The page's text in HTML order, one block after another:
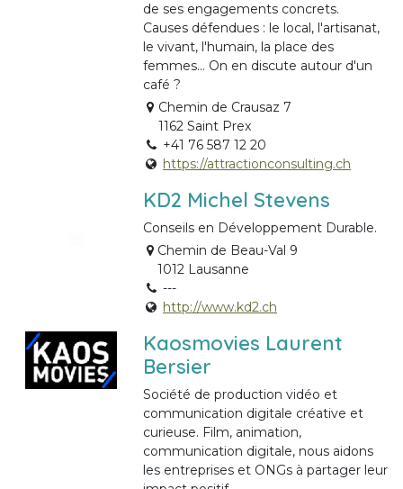
de ses engagements concrets.
Causes défendues : le local, l'artisanat,
le vivant, l'humain, la place des
femmes... On en discute autour d'un
café ?
Chemin de Crausaz 7
1162 Saint Prex
+41 76 587 12 20
https://attractionconsulting.ch
KD2 Michel Stevens
Conseils en Développement Durable.
Chemin de Beau-Val 9
1012 Lausanne
---
http://www.kd2.ch
Kaosmovies Laurent
Bersier
Société de production vidéo et
communication digitale créative et
curieuse. Film, animation,
communication digitale, nous aidons
les entreprises et ONGs à partager leur